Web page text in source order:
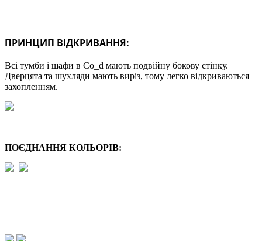
ПРИНЦИП ВІДКРИВАННЯ:
Всі тумби і шафи в Co_d мають подвійну бокову стінку.
Дверцята та шухляди мають виріз, тому легко відкриваються
захопленням.
ПОЄДНАННЯ КОЛЬОРІВ: